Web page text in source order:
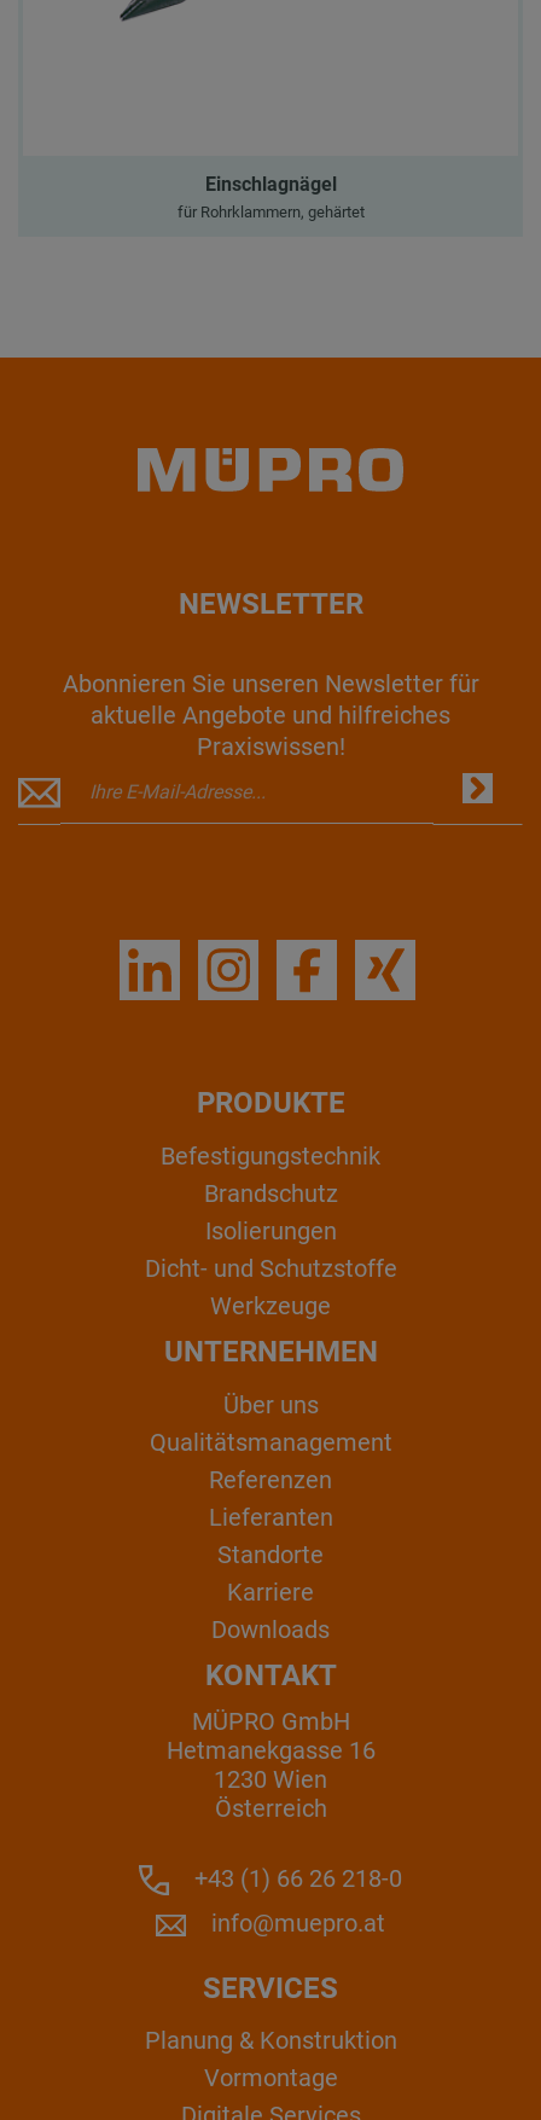
Einschlagnägel
für Rohrklammern, gehärtet
NEWSLETTER
Abonnieren Sie unseren Newsletter für
aktuelle Angebote und hilfreiches
Praxiswissen!
PRODUKTE
Befestigungstechnik
Brandschutz
Isolierungen
Dicht- und Schutzstoffe
Werkzeuge
UNTERNEHMEN
Über uns
Qualitätsmanagement
Referenzen
Lieferanten
Standorte
Karriere
Downloads
KONTAKT
MÜPRO GmbH
Hetmanekgasse 16
1230 Wien
Österreich
+43 (1) 66 26 218-0
info@muepro.at
SERVICES
Planung & Konstruktion
Vormontage